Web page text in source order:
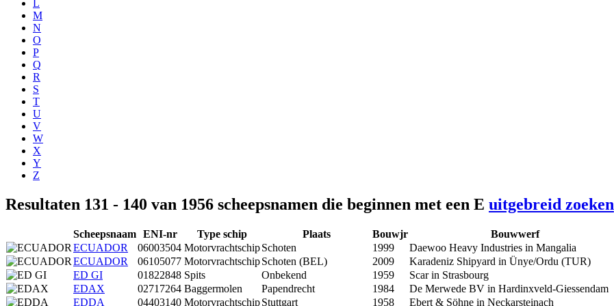
L
M
N
O
P
Q
R
S
T
U
V
W
X
Y
Z
Resultaten 131 - 140 van 1956 scheepsnamen die beginnen met een E uitgebreid zoeken
Scheepsnaam ENI-nr Type schip Plaats Bouwjr Bouwwerf
ECUADOR
06003504 MotorvrachtschipSchoten 1999 Daewoo Heavy Industries in Mangalia
ECUADOR
06105077 MotorvrachtschipSchoten (BEL) 2009 Karadeniz Shipyard in Ünye/Ordu (TUR)
ED GI
01822848 Spits Onbekend 1959 Scar in Strasbourg
EDAX
02717264 Baggermolen Papendrecht 1984 De Merwede BV in Hardinxveld-Giessendam
EDDA
04403140 MotorvrachtschipStuttgart 1958 Ebert & Söhne in Neckarsteinach